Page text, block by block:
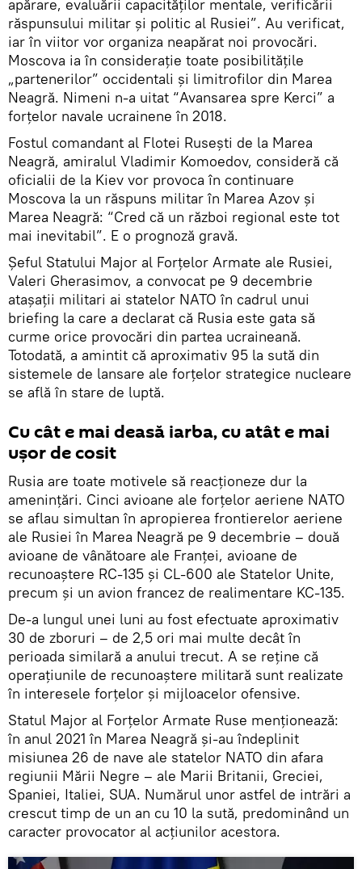
apărare, evaluării capacităților mentale, verificării
răspunsului militar și politic al Rusiei”. Au verificat,
iar în viitor vor organiza neapărat noi provocări.
Moscova ia în considerație toate posibilitățile
„partenerilor” occidentali și limitrofilor din Marea
Neagră. Nimeni n-a uitat “Avansarea spre Kerci” a
forțelor navale ucrainene în 2018.
Fostul comandant al Flotei Rusești de la Marea
Neagră, amiralul Vladimir Komoedov, consideră că
oficialii de la Kiev vor provoca în continuare
Moscova la un răspuns militar în Marea Azov și
Marea Neagră: “Cred că un război regional este tot
mai inevitabil”. E o prognoză gravă.
Șeful Statului Major al Forțelor Armate ale Rusiei,
Valeri Gherasimov, a convocat pe 9 decembrie
atașații militari ai statelor NATO în cadrul unui
briefing la care a declarat că Rusia este gata să
curme orice provocări din partea ucraineană.
Totodată, a amintit că aproximativ 95 la sută din
sistemele de lansare ale forțelor strategice nucleare
se află în stare de luptă.
Cu cât e mai deasă iarba, cu atât e mai
ușor de cosit
Rusia are toate motivele să reacționeze dur la
amenințări. Cinci avioane ale forțelor aeriene NATO
se aflau simultan în apropierea frontierelor aeriene
ale Rusiei în Marea Neagră pe 9 decembrie – două
avioane de vânătoare ale Franței, avioane de
recunoaștere RC-135 și CL-600 ale Statelor Unite,
precum și un avion francez de realimentare KC-135.
De-a lungul unei luni au fost efectuate aproximativ
30 de zboruri – de 2,5 ori mai multe decât în
perioada similară a anului trecut. A se reține că
operațiunile de recunoaștere militară sunt realizate
în interesele forțelor și mijloacelor ofensive.
Statul Major al Forțelor Armate Ruse menționează:
în anul 2021 în Marea Neagră și-au îndeplinit
misiunea 26 de nave ale statelor NATO din afara
regiunii Mării Negre – ale Marii Britanii, Greciei,
Spaniei, Italiei, SUA. Numărul unor astfel de intrări a
crescut timp de un an cu 10 la sută, predominând un
caracter provocator al acțiunilor acestora.